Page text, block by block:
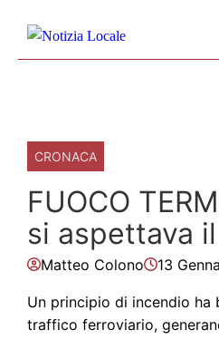
CRONACA
FUOCO
si aspettava
Matteo Colono 13
Un principio di incendio ha
traffico ferroviario,